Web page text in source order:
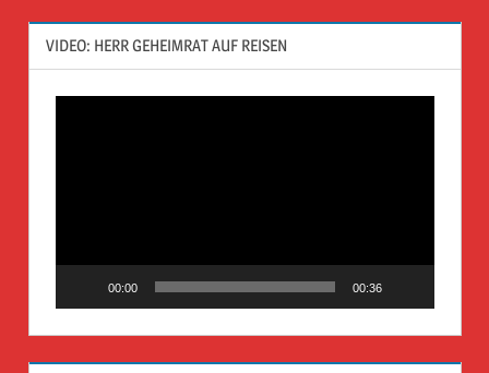
VIDEO: HERR GEHEIMRAT AUF REISEN
00:00 00:36